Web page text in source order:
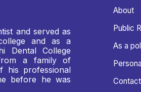
and served as
and as a
Dental College
a family of
his professional
before he was
About
Public
As a
Contact